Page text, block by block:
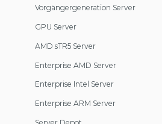
Vorgängergeneration Server
GPU Server
AMD sTR5 Server
Enterprise AMD Server
Enterprise Intel Server
Enterprise ARM Server